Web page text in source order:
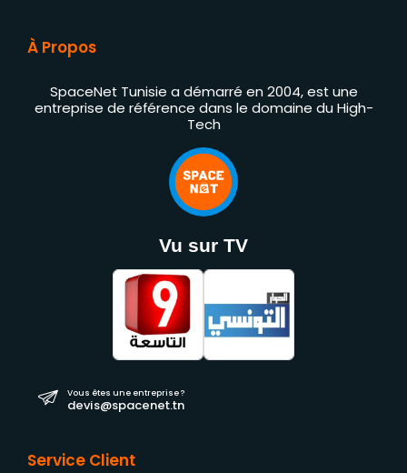
À Propos
SpaceNet Tunisie a démarré en 2004, est une
entreprise de référence dans le domaine du High-
Tech
Vu sur TV
Vous êtes une entreprise ?
devis@spacenet.tn
Service Client